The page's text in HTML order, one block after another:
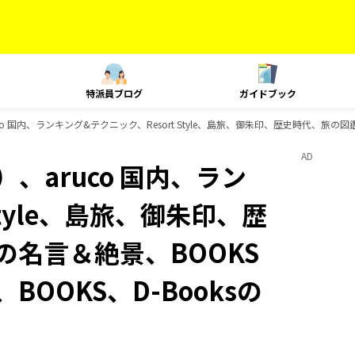
特派員ブログ ガイドブック
内、ランキング&テクニック、Resort Style、島旅、御朱印、歴史時代、旅の
、aruco 国内、ラン
、島旅、御朱印、歴
名言＆絶景、BOOKS
BOOKS、D-Booksの
AD